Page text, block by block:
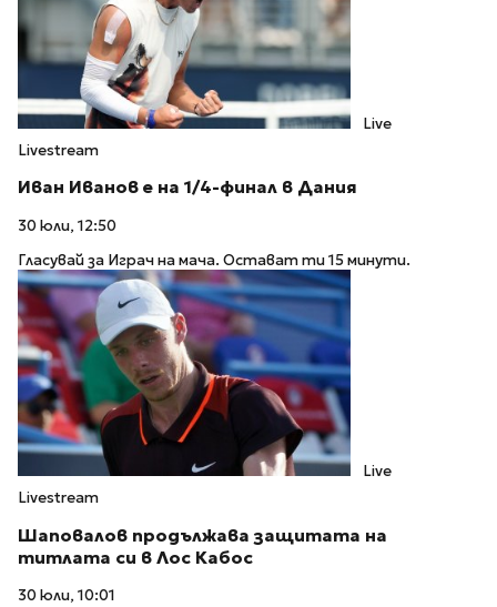
Live
Livestream
Иван Иванов е на 1/4-финал в Дания
30 юли, 12:50
Гласувай за Играч на мача. Остават ти 15 минути.
Live
Livestream
Шаповалов продължава защитата на
титлата си в Лос Кабос
30 юли, 10:01